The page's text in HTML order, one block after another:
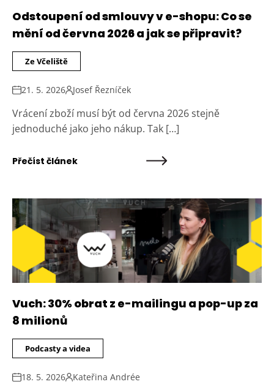
Odstoupení od smlouvy v e-shopu: Co se
mění od června 2026 a jak se připravit?
Ze Včeliště
21. 5. 2026 Josef Řezníček
Vrácení zboží musí být od června 2026 stejně
jednoduché jako jeho nákup. Tak […]
Přečíst článek
Vuch: 30% obrat z e-mailingu a pop-up za
8 milionů
Podcasty a videa
18. 5. 2026 Kateřina Andrée